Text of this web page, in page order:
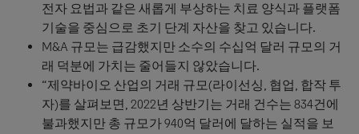
전자 요법과 같은 새롭게 부상하는 치료 양식과 플랫폼
기술을 중심으로 초기 단계 자산을 찾고 있습니다.
M&A 규모는 급감했지만 소수의 수십억 달러 규모의 거
래 덕분에 가치는 줄어들지 않았습니다.
“제약바이오 산업의 거래 규모(라이선싱, 협업, 합작 투
자)를 살펴보면, 2022년 상반기는 거래 건수는 834건에
불과했지만 총 규모가 940억 달러에 달하는 실적을 보